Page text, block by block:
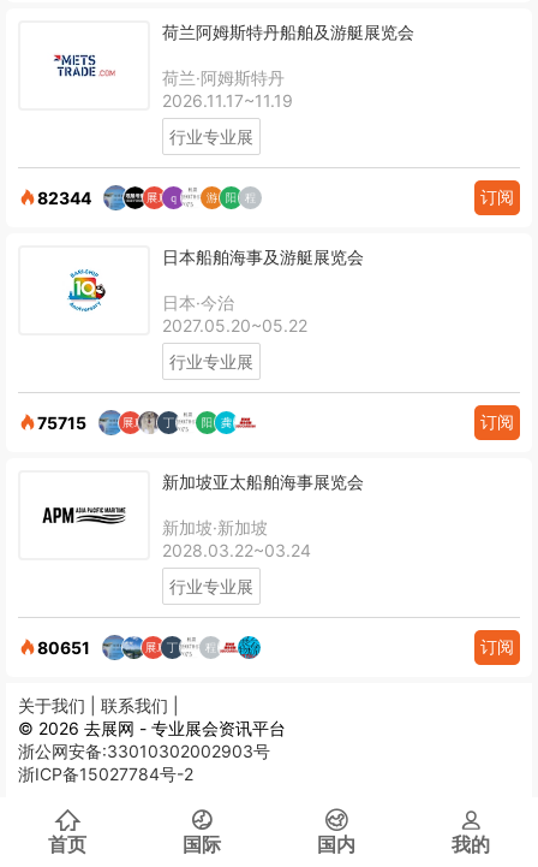
荷兰阿姆斯特丹船舶及游艇展览会
荷兰·阿姆斯特丹
2026.11.17~11.19
行业专业展
82344 订阅
日本船舶海事及游艇展览会
日本·今治
2027.05.20~05.22
行业专业展
75715 订阅
新加坡亚太船舶海事展览会
新加坡·新加坡
2028.03.22~03.24
行业专业展
80651 订阅
首页 国际 国内 我的
关于我们 | 联系我们 |
© 2026 去展网 - 专业展会资讯平台
浙公网安备:33010302002903号
浙ICP备15027784号-2